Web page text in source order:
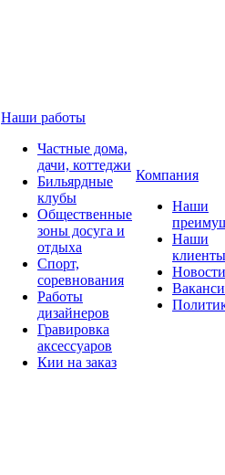
Наши работы
Частные дома,
дачи, коттеджи
Бильярдные
клубы
Общественные
зоны досуга и
отдыха
Спорт,
соревнования
Работы
дизайнеров
Гравировка
аксессуаров
Кии на заказ
Компания
Наши
Наши
клиенты
Новости